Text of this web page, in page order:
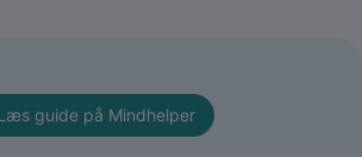
guide på Mindhelper